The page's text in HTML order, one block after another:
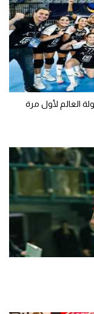
العالم لأول مرة